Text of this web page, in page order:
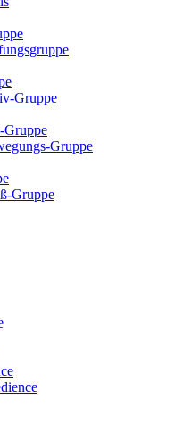
Gruppe
Gruppe
Gruppe
Gruppe